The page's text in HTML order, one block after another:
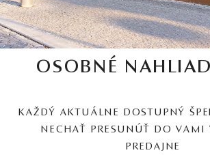
OSOBNÉ
KAŽDÝ AKTUÁLNE DOSTUPNÝ
NECHAŤ PRESUNÚŤ DO VAMI
PREDAJNE